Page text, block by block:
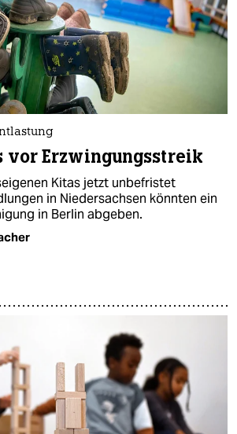
vor Erzwingungsstreik
Kitas jetzt unbefristet
in Niedersachsen könnten ein
in Berlin abgeben.